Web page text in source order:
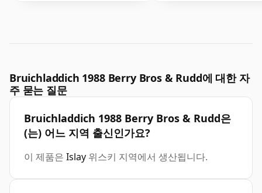
Bruichladdich 1988 Berry Bros & Rudd에 대한 자
주 묻는 질문
Bruichladdich 1988 Berry Bros & Rudd은
(는) 어느 지역 출신인가요?
이 제품은 Islay 위스키 지역에서 생산됩니다.